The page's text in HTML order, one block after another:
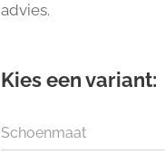
advies.
Kies een variant:
Schoenmaat